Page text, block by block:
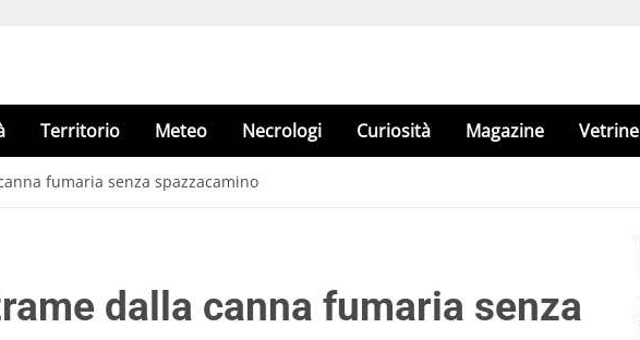
Territorio Meteo Necrologi Curiosità Magazine Vetrine
fumaria senza spazzacamino
dalla canna fumaria senza